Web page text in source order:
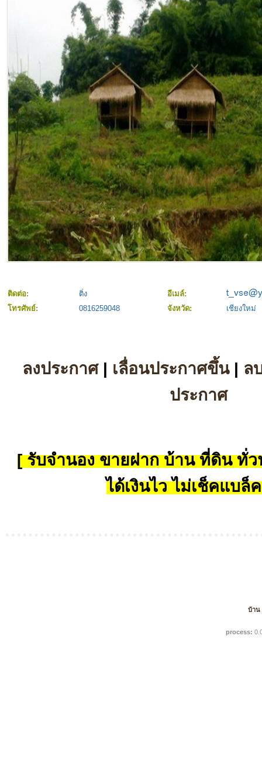
ติดต่อ: ติ่ง
อีเมล์:
โทรศัพย์:
0816259048 จังหวัด: เชียงใหม่
ลงประกาศ| เลื่อนประกาศขึ้น| ล
ประกาศ
[ รับจำนอง ขายฝาก บ้าน ที่ดิน ทั่ว
ได้เงินไว ไม่เช็คแบล็
บ้าน
process: